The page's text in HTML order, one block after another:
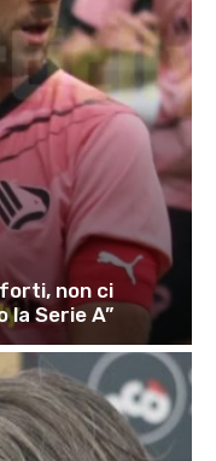
forti, non ci
la Serie A”